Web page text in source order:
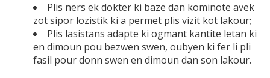
Plis ners ek dokter ki baze dan kominote avek
zot sipor lozistik ki a permet plis vizit kot lakour;
Plis lasistans adapte ki ogmant kantite letan ki
en dimoun pou bezwen swen, oubyen ki fer li pli
fasil pour donn swen en dimoun dan son lakour.